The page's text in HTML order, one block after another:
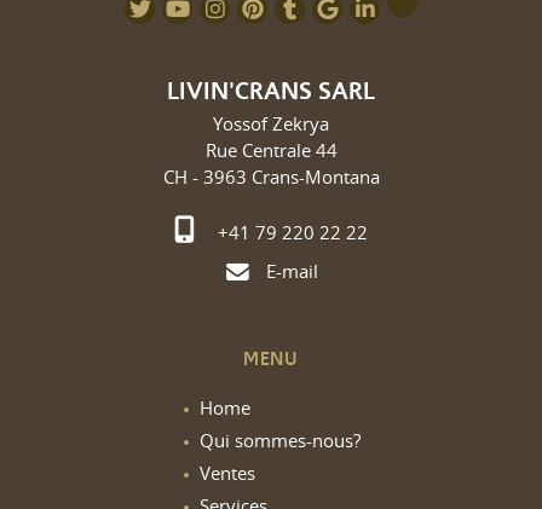
MENU
Home
Qui sommes-nous?
Ventes
LIVIN'CRANS SARL
Yossof Zekrya
Rue Centrale 44
CH - 3963 Crans-Montana
+41 79 220 22 22
E-mail